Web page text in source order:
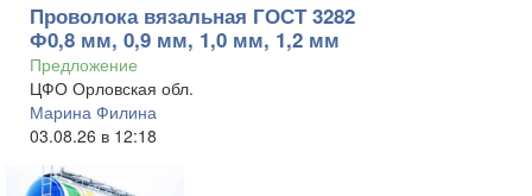
Проволока вязальная ГОСТ 3282
Ф0,8 мм, 0,9 мм, 1,0 мм, 1,2 мм
Предложение
ЦФО Орловская обл.
Марина Филина
03.08.26 в 12:18